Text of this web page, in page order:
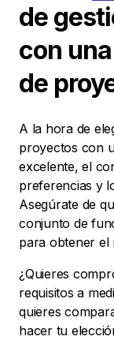
de
con
de
A la hora de
proyectos con
excelente, el
preferencias y
Asegúrate de
conjunto de
para obtener el
¿Quieres
requisitos a
quieres
hacer tu